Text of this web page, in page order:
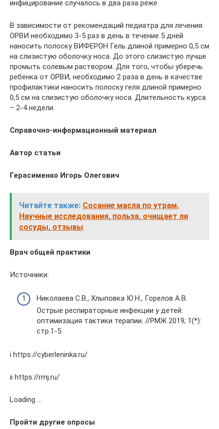
инфицирование случалось в два раза реже.
В зависимости от рекомендаций педиатра для лечения
ОРВИ необходимо 3-5 раз в день в течение 5 дней
наносить полоску ВИФЕРОН Гель длиной примерно 0,5 см
на слизистую оболочку носа. До этого слизистую лучше
промыть солевым раствором. Для того, чтобы уберечь
ребенка от ОРВИ, необходимо 2 раза в день в качестве
профилактики наносить полоску геля длиной примерно
0,5 см на слизистую оболочку носа. Длительность курса
– 2-4 недели.
Справочно-информационный материал
Автор статьи
Герасименко Игорь Олегович
Читайте также: Сосание масла по утрам.
Научные исследования, польза, очищает ли
сосуды, отзывы
Врач общей практики
Источники:
Николаева С.В., Хлыповка Ю.Н., Горелов А.В.
Острые респираторные инфекции у детей:
оптимизация тактики терапии. //РМЖ 2019; 1(*):
стр.1-5.
i https://cyberleninka.ru/
ii https://rmj.ru/
Loading …
Пройти другие опросы